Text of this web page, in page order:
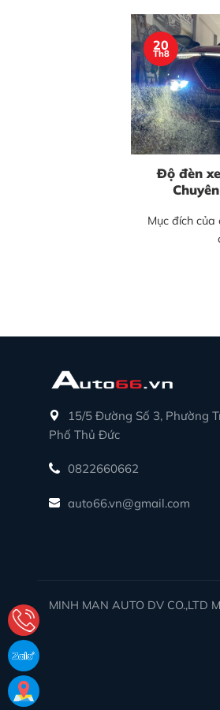
Độ đèn
Mục đích
20
Th8
15/5 Đường Số 3, Phường
Phố Thủ Đức
0822660662
auto66.vn@gmail.com
MINH MAN AUTO DV